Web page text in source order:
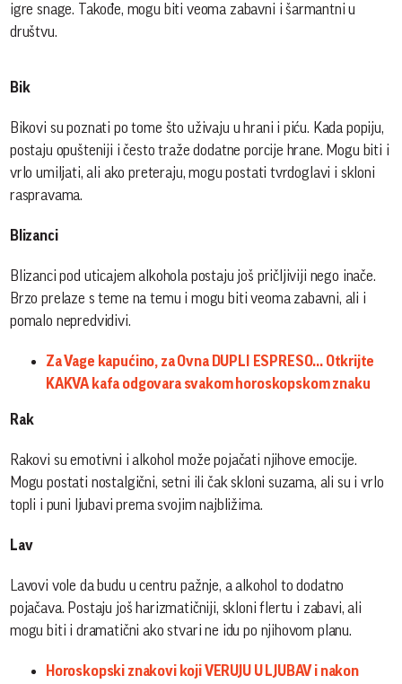
igre snage. Takođe, mogu biti veoma zabavni i šarmantni u
društvu.
Bik
Bikovi su poznati po tome što uživaju u hrani i piću. Kada popiju,
postaju opušteniji i često traže dodatne porcije hrane. Mogu biti i
vrlo umiljati, ali ako preteraju, mogu postati tvrdoglavi i skloni
raspravama. ​
Blizanci
Blizanci pod uticajem alkohola postaju još pričljiviji nego inače.
Brzo prelaze s teme na temu i mogu biti veoma zabavni, ali i
pomalo nepredvidivi. ​
Za Vage kapućino, za Ovna DUPLI ESPRESO... Otkrijte
KAKVA kafa odgovara svakom horoskopskom znaku
Rak
Rakovi su emotivni i alkohol može pojačati njihove emocije.
Mogu postati nostalgični, setni ili čak skloni suzama, ali su i vrlo
topli i puni ljubavi prema svojim najbližima. ​
Lav
Lavovi vole da budu u centru pažnje, a alkohol to dodatno
pojačava. Postaju još harizmatičniji, skloni flertu i zabavi, ali
mogu biti i dramatični ako stvari ne idu po njihovom planu. ​
Horoskopski znakovi koji VERUJU U LJUBAV i nakon